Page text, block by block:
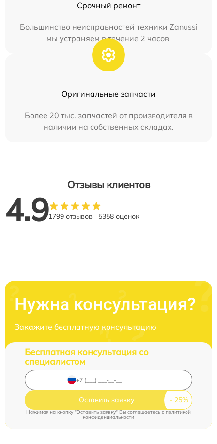
Срочный ремонт
Большинство неисправностей техники Zanussi
мы устраняем в течение 2 часов.
Оригинальные запчасти
Более 20 тыс. запчастей от производителя в
наличии на собственных складах.
Отзывы клиентов
4.91799 отзывов 5358 оценок
Нужна консультация?
Закажите бесплатную консультацию
Бесплатная консультация со
специалистом
Оставить заявку
Нажимая на кнопку "Оставить заявку" Вы соглашаетесь cполитикой
конфиденциальности